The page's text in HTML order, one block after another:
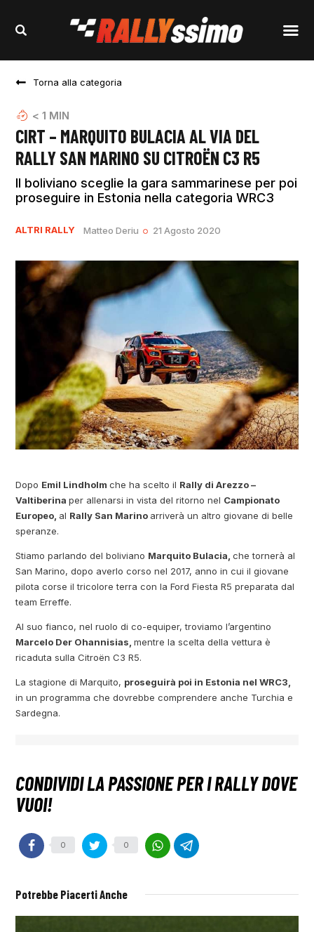
Torna alla categoria
< 1 MIN
CIRT – MARQUITO BULACIA AL VIA DEL
RALLY SAN MARINO SU CITROËN C3 R5
Il boliviano sceglie la gara sammarinese per poi
proseguire in Estonia nella categoria WRC3
ALTRI RALLY Matteo Deriu 21 Agosto 2020
Dopo Emil Lindholmche ha scelto il Rally di Arezzo –
Valtiberinaper allenarsi in vista del ritorno nel Campionato
Europeo, al Rally San Marino arriverà un altro giovane di belle
speranze.
Stiamo parlando del boliviano Marquito Bulacia,che tornerà al
San Marino, dopo averlo corso nel 2017, anno in cui il giovane
pilota corse il tricolore terra con la Ford Fiesta R5 preparata dal
team Erreffe.
Al suo fianco, nel ruolo di co-equiper, troviamo l’argentino
Marcelo Der Ohannisias,mentre la scelta della vettura è
ricaduta sulla Citroën C3 R5.
La stagione di Marquito, proseguirà poi in Estonia nel WRC3,
in un programma che dovrebbe comprendere anche Turchia e
Sardegna.
0 0
Potrebbe Piacerti Anche